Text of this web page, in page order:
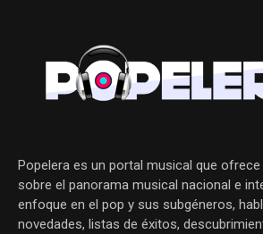
Popelera es un portal musical que
sobre el panorama musical nacional e
enfoque en el pop y sus subgéneros,
novedades, listas de éxitos,